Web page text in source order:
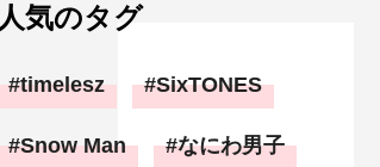
人気のタグ
timelesz SixTONES
Snow Man なにわ男子